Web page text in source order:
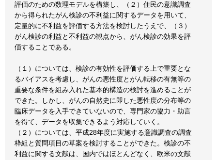
評価のための数理モデルを構築し、（２）住民の意識調査
から得られたがん検診の不利益に関するデータを用いて、
定量的に不利益を評価する方法を検討したうえで、（３）
がん検診の利益と不利益の観点から、がん検診の効果を評
価することである。
（１）については、検診の有効性を評価する上で重要とな
るバイアスを考慮し、がんの悪性度とがん転移の有無等の
重要な条件を組み入れた基本的構造の検討を進めることが
できた。しかし、がんの自然史に即した悪性度の分布等の
臨床データを入手できていないので、専門家の協力・助言
を得て、データを収集できるよう対応していく。
（２）については、平成28年度に実施する意識調査の調査
枠組と質問項目の草案を検討することができた。検診の不
利益に関する文献は、国内ではほとんどなく、欧米の文献